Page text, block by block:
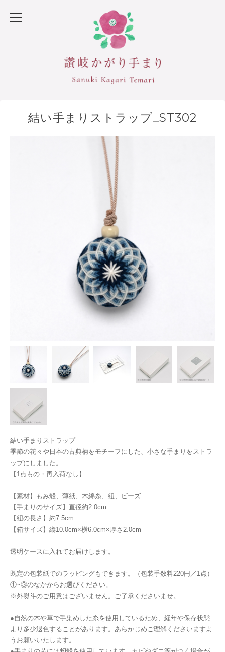
結い手まりストラップ_ST302
結い手まりストラップ
季節の花々や日本の古典柄をモチーフにした、小さな手まりをストラ
ップにしました。
【1点もの・再入荷なし】
【素材】もみ殻、薄紙、木綿糸、紐、ビーズ
【手まりのサイズ】直径約2.0cm
【紐の長さ】約7.5cm
【箱サイズ】縦10.0cm×横6.0cm×厚さ2.0cm
透明ケースに入れてお届けします。
既定の包装紙でのラッピングもできます。（包装手数料220円／1点）
①~③のなかからお選びください。
※外熨斗のご用意はございません。ご了承くださいませ。
●自然の木や草で手染めした糸を使用しているため、経年や保存状態
より多少退色することがあります。あらかじめご理解くださいますよ
うお願いいたします。